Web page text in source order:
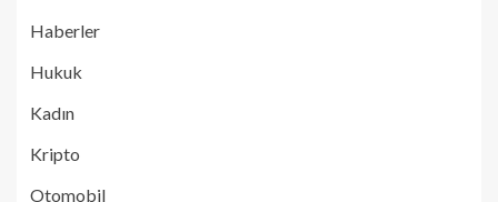
Haberler
Hukuk
Kadın
Kripto
Otomobil